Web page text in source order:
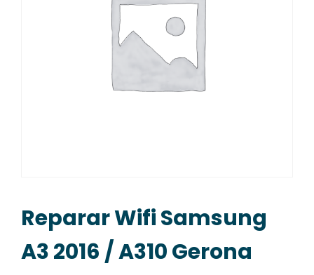
Reparar Wifi Samsung
A3 2016 / A310 Gerona